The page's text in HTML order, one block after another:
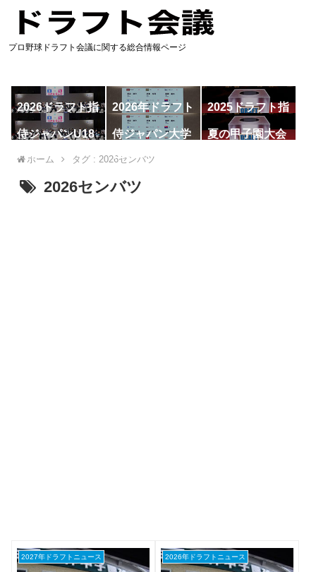
プロ野球ドラフト会議に関する総合情報ページ
2026ドラフト指
名予想
2026年ドラフト
候補
2025ドラフト指
名一覧
侍ジャパンU18
代表
侍ジャパン大学
代表
夏の甲子園大会
ホーム タグ : 2026センバツ
2026センバツ
2027年ドラフトニュース 2026年ドラフトニュース